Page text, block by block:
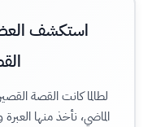
استكشف
لطالما كانت القصة
الماضي، نأخذ منها